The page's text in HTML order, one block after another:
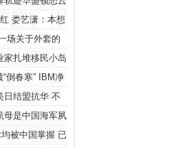
娄艺潇：本想
场关于外套的
家扎堆移民小岛
倒春寒” IBM净
日结盟抗华 不
母是中国海军夙
被中国掌握 已